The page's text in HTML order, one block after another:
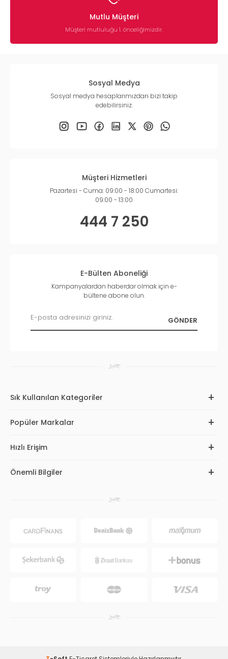
Mutlu Müşteri
Müşteri mutluluğu 1. önceliğimizdir.
Sosyal Medya
Sosyal medya hesaplarımızdan bizi takip
edebilirsiniz.
Müşteri Hizmetleri
Pazartesi - Cuma: 09:00 - 18:00 Cumartesi:
09:00 - 13:00
444 7 250
E-Bülten Aboneliği
Kampanyalardan haberdar olmak için e-
bültene abone olun.
Sık Kullanılan Kategoriler
Popüler Markalar
Hızlı Erişim
Önemli Bilgiler